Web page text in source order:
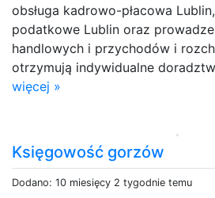
obsługa kadrowo-płacowa
podatkowe Lublin oraz
handlowych i przychodów i
otrzymują indywidualne
więcej »
Księgowość gorzów
Dodano: 10 miesięcy 2 tygodnie temu